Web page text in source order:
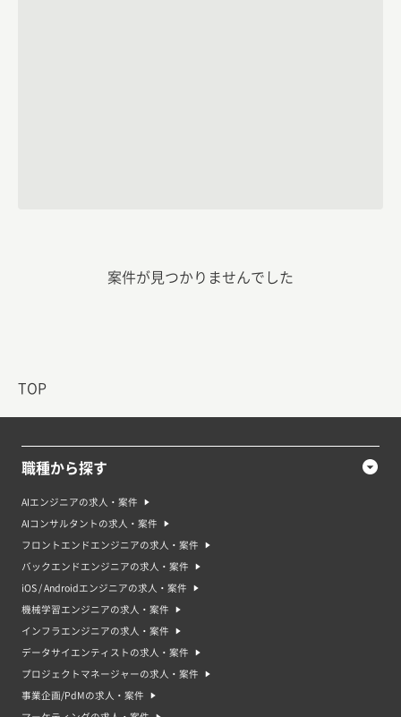
TOP
案件が見つかりませんでした
職種から探す
AIエンジニアの求人・案件
AIコンサルタントの求人・案件
フロントエンドエンジニアの求人・案件
バックエンドエンジニアの求人・案件
iOS / Androidエンジニアの求人・案件
機械学習エンジニアの求人・案件
インフラエンジニアの求人・案件
データサイエンティストの求人・案件
プロジェクトマネージャーの求人・案件
事業企画/PdMの求人・案件